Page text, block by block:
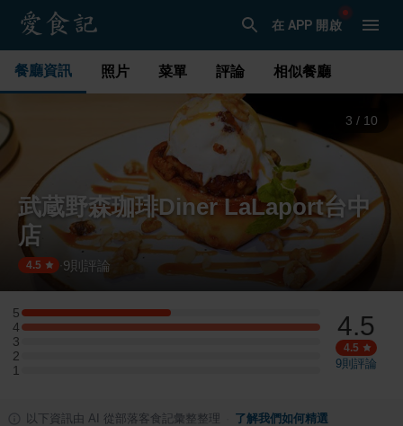
在 APP 開啟
餐廳資訊 照片 菜單 評論 相似餐廳
3 / 10
武蔵野森珈琲Diner LaLaport台中
店
4.5 9則評論
5
5 星：1 則評論
4
4 星：2 則評論
3
3 星：0 則評論
2
2 星：0 則評論
1
1 星：0 則評論
4.5
4.5
9則評論
以下資訊由 AI 從部落客食記彙整整理 了解我們如何精選